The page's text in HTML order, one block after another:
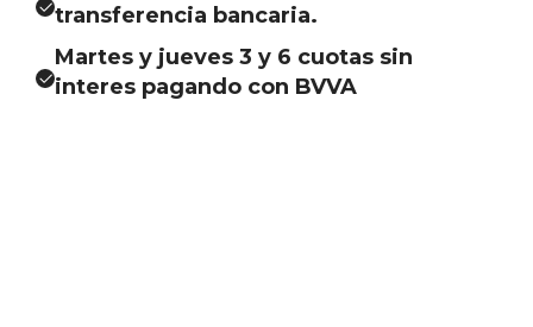
transferencia bancaria.
Martes y jueves 3 y 6 cuotas sin
interes pagando con BVVA